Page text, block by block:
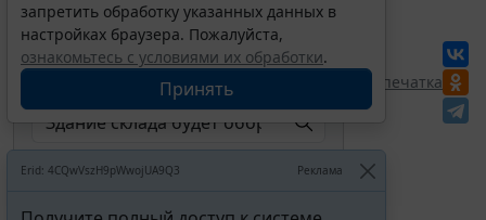
Для просмотра актуального текста
документа и получения полной
информации о вступлении в силу,
изменениях и порядке применения
Интернет-версии системы ГАРАНТ:
Перепечатка
запретить обработку указанных данных в
настройках браузера. Пожалуйста,
ознакомьтесь с условиями их обработки.
Принять
Erid: 4CQwVszH9pWwojUA9Q3 Реклама